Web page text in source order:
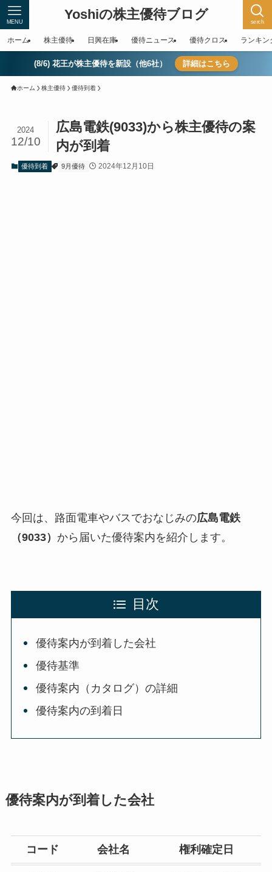
Yoshiの株主優待ブログ serch
MENU
ホーム 株主優待 日興在庫 優待ニュース 優待クロス ランキン
(8/6) 花王が株主優待を新設（他6社） 詳細はこちら
ホーム 株主優待 優待到着
広島電鉄(9033)から株主優待の案
内が到着
2024
12/10
優待到着 9月優待 2024年12月10日
今回は、路面電車やバスでおなじみの広島電鉄
（9033） から届いた優待案内を紹介します。
目次
優待案内が到着した会社
優待基準
優待案内（カタログ）の詳細
優待案内の到着日
優待案内が到着した会社
コード 会社名 権利確定日